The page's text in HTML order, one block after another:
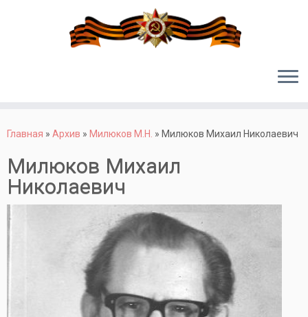
Главная » Архив » Милюков М.Н. » Милюков Михаил Николаевич
Милюков Михаил
Николаевич